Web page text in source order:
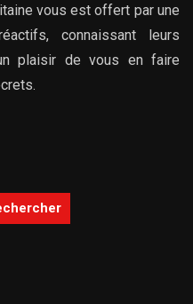
vous est offert par une
connaissant leurs
plaisir de vous en faire